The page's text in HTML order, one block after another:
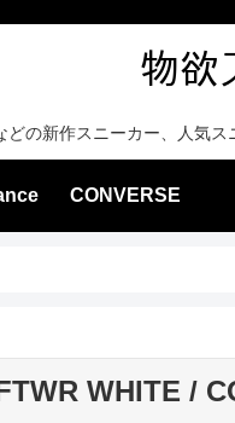
の新作スニーカー、人気
CONVERSE
WHITE /